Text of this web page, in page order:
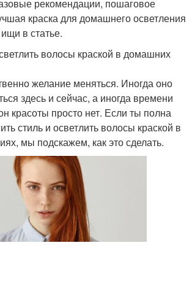
рекомендации, пошаговое
краска для домашнего осветления
в статье.
волосы краской в домашних
желание меняться. Иногда оно
здесь и сейчас, а иногда времени
красоты просто нет. Если ты полна
стиль и осветлить волосы краской в
мы подскажем, как это сделать.